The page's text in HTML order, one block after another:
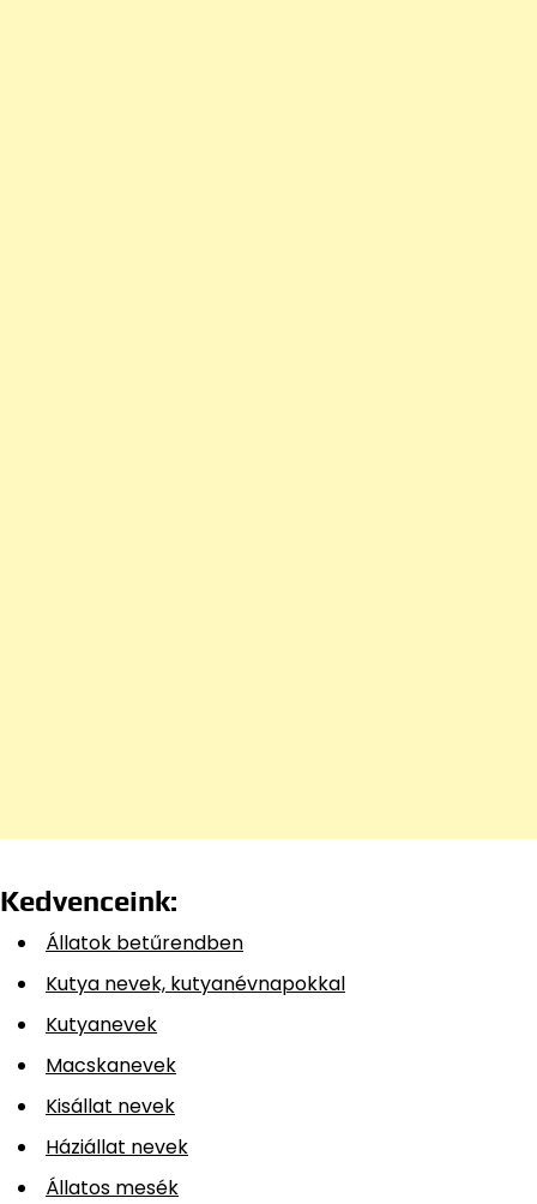
Kedvenceink:
Állatok betűrendben
Kutya nevek, kutyanévnapokkal
Kutyanevek
Macskanevek
Kisállat nevek
Háziállat nevek
Állatos mesék